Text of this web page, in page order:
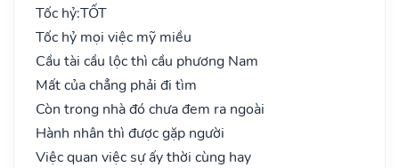
Tốc hỷ:TỐT
Tốc hỷ mọi việc mỹ miều
Cầu tài cầu lộc thì cầu phương Nam
Mất của chẳng phải đi tìm
Còn trong nhà đó chưa đem ra ngoài
Hành nhân thì được gặp người
Việc quan việc sự ấy thời cùng hay